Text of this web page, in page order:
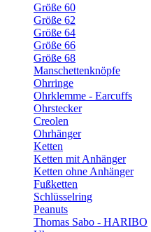
Größe 60
Größe 62
Größe 64
Größe 66
Größe 68
Manschettenknöpfe
Ohrringe
Ohrklemme - Earcuffs
Ohrstecker
Creolen
Ohrhänger
Ketten
Ketten mit Anhänger
Ketten ohne Anhänger
Fußketten
Schlüsselring
Peanuts
Thomas Sabo - HARIBO